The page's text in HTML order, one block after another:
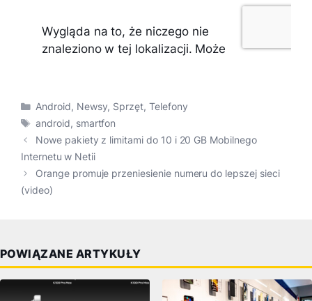
Kategorie
Android, Newsy, Sprzęt, Telefony
Tagi
android, smartfon
Nowe pakiety z limitami do 10 i 20 GB Mobilnego
Internetu w Netii
Orange promuje przeniesienie numeru do lepszej sieci
(video)
POWIĄZANE ARTYKUŁY